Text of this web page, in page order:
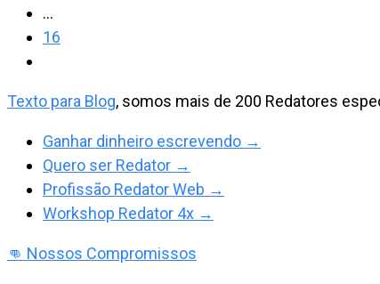
…
16
a
próxima
página
Texto para Blog, somos mais de 200 Redatores
Ganhar dinheiro escrevendo →
Quero ser Redator →
Profissão Redator Web →
Workshop Redator 4x →
👊 Nossos Compromissos